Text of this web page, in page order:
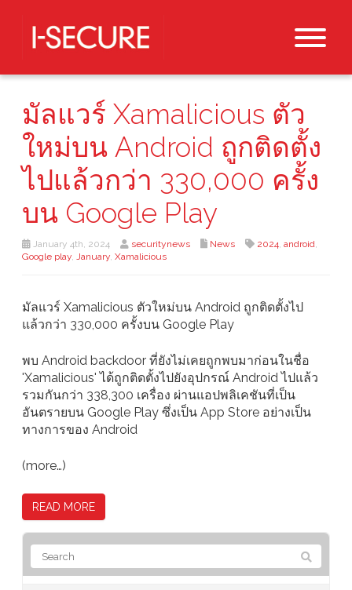
มัลแวร์ Xamalicious ตัว
ใหม่บน Android ถูกติดตั้ง
ไปแล้วกว่า 330,000 ครั้ง
บน Google Play
January 4th, 2024 securitynews News 2024, android,
Google play, January, Xamalicious
มัลแวร์ Xamalicious ตัวใหม่บน Android ถูกติดตั้งไป
แล้วกว่า 330,000 ครั้งบน Google Play
พบ Android backdoor ที่ยังไม่เคยถูกพบมาก่อนในชื่อ
'Xamalicious' ได้ถูกติดตั้งไปยังอุปกรณ์ Android ไปแล้ว
รวมกันกว่า 338,300 เครื่อง ผ่านแอปพลิเคชันที่เป็น
อันตรายบน Google Play ซึ่งเป็น App Store อย่างเป็น
ทางการของ Android
(more…)
READ MORE